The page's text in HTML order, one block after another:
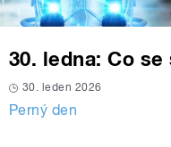
30. ledna: Co
30. leden 2026
Perný den